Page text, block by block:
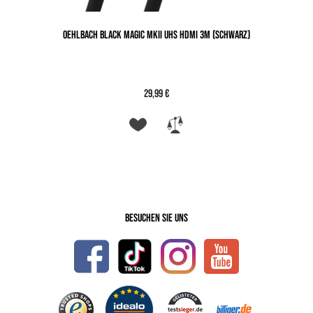
OEHLBACH BLACK MAGIC MKII UHS HDMI 3M (SCHWARZ)
29,99 €
Besuchen Sie uns